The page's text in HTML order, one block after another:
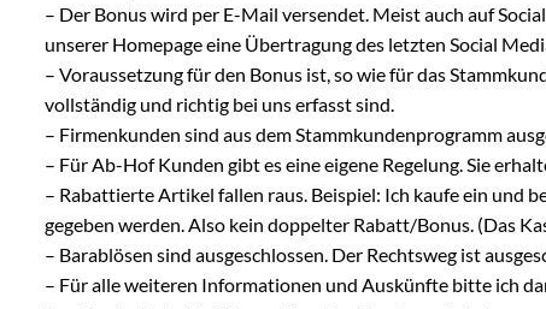
– Der Bonus wird per E-Mail versendet. Meist auch auf
unserer Homepage eine Übertragung des letzten Social
– Voraussetzung für den Bonus ist, so wie für das
vollständig und richtig bei uns erfasst sind.
– Firmenkunden sind aus dem Stammkundenprogramm
– Für Ab-Hof Kunden gibt es eine eigene Regelung. Sie
– Rabattierte Artikel fallen raus. Beispiel: Ich kaufe ein und
gegeben werden. Also kein doppelter Rabatt/Bonus. (Das
– Barablösen sind ausgeschlossen. Der Rechtsweg ist
– Für alle weiteren Informationen und Auskünfte bitte ich